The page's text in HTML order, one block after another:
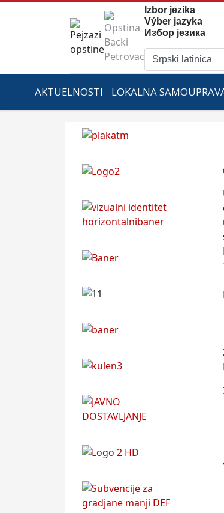
Izbor jezika
Výber jazyka
Избор језика
AKTUELNOSTI LOKALNA